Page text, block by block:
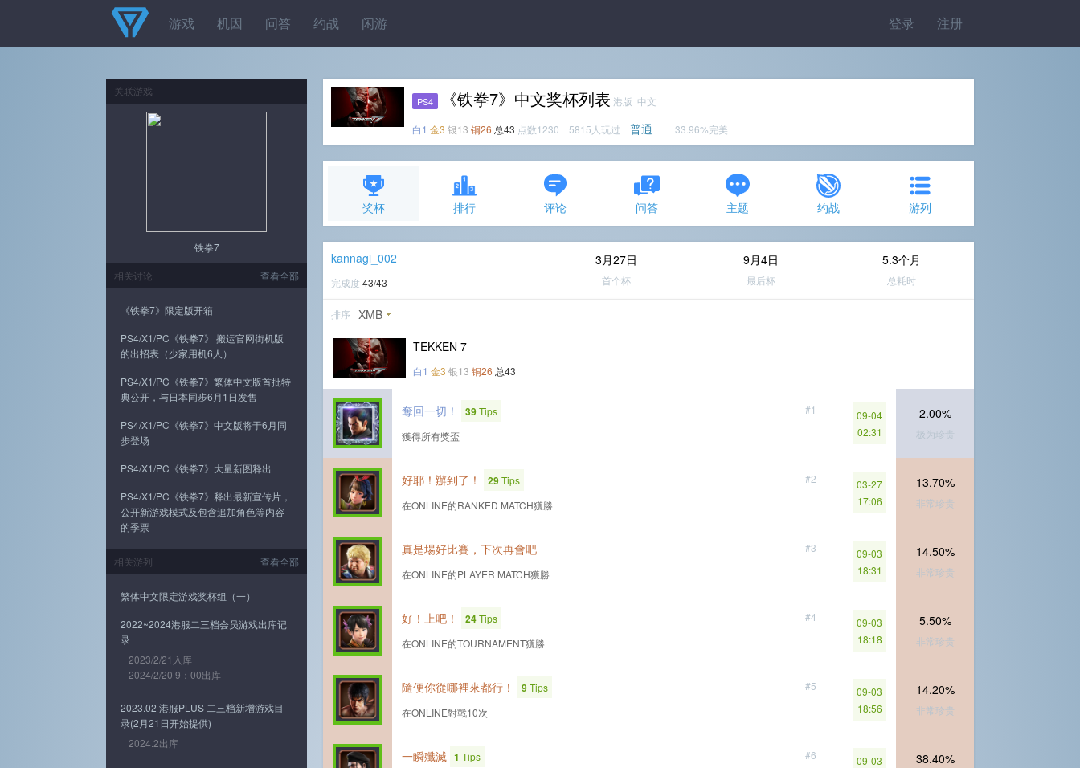
登录 注册
游戏 机因 问答 约战 闲游
PS4 《铁拳7》中文奖杯列表 港版 中文
白1 金3 银13 铜26 总43 点数1230 5815人玩过 普通 33.96%完美
奖杯 排行 评论 问答 主题 约战 游列
kannagi_002
完成度 43/43
3月27日
首个杯
9月4日
最后杯
5.3个月
总耗时
排序 XMB
TEKKEN 7
白1 金3 银13 铜26 总43
#1
奪回一切！ 39Tips
獲得所有獎盃
09-04
02:31
2.00%
极为珍贵
#2
好耶！辦到了！ 29Tips
在ONLINE的RANKED MATCH獲勝
03-27
17:06
13.70%
非常珍贵
#3
真是場好比賽，下次再會吧
在ONLINE的PLAYER MATCH獲勝
09-03
18:31
14.50%
非常珍贵
#4
好！上吧！ 24Tips
在ONLINE的TOURNAMENT獲勝
09-03
18:18
5.50%
非常珍贵
#5
隨便你從哪裡來都行！ 9Tips
在ONLINE對戰10次
09-03
18:56
14.20%
非常珍贵
#6
一瞬殲滅 1 Tips
09-03
38.40%
关联游戏
铁拳7
查看全部
相关讨论
《铁拳7》限定版开箱
PS4/X1/PC《铁拳7》 搬运官网街机版
的出招表（少家用机6人）
PS4/X1/PC《铁拳7》繁体中文版首批特
典公开，与日本同步6月1日发售
PS4/X1/PC《铁拳7》中文版将于6月同
步登场
PS4/X1/PC《铁拳7》大量新图释出
PS4/X1/PC《铁拳7》释出最新宣传片，
公开新游戏模式及包含追加角色等内容
的季票
查看全部
相关游列
繁体中文限定游戏奖杯组（一）
2022~2024港服二三档会员游戏出库记
录
2023/2/21入库
2024/2/20 9：00出库
2023.02 港服PLUS 二三档新增游戏目
录(2月21日开始提供)
2024.2出库